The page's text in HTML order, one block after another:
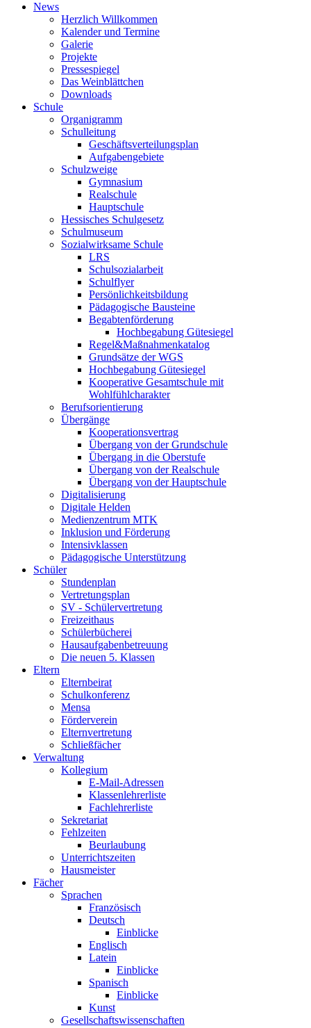
News
Herzlich Willkommen
Kalender und Termine
Galerie
Projekte
Pressespiegel
Das Weinblättchen
Downloads
Schule
Organigramm
Schulleitung
Geschäftsverteilungsplan
Aufgabengebiete
Schulzweige
Gymnasium
Realschule
Hauptschule
Hessisches Schulgesetz
Schulmuseum
Sozialwirksame Schule
LRS
Schulsozialarbeit
Schulflyer
Persönlichkeitsbildung
Pädagogische Bausteine
Begabtenförderung
Hochbegabung Gütesiegel
Regel&Maßnahmenkatalog
Grundsätze der WGS
Hochbegabung Gütesiegel
Kooperative Gesamtschule mit
Wohlfühlcharakter
Berufsorientierung
Übergänge
Kooperationsvertrag
Übergang von der Grundschule
Übergang in die Oberstufe
Übergang von der Realschule
Übergang von der Hauptschule
Digitalisierung
Digitale Helden
Medienzentrum MTK
Inklusion und Förderung
Intensivklassen
Pädagogische Unterstützung
Schüler
Stundenplan
Vertretungsplan
SV - Schülervertretung
Freizeithaus
Schülerbücherei
Hausaufgabenbetreuung
Die neuen 5. Klassen
Eltern
Elternbeirat
Schulkonferenz
Mensa
Förderverein
Elternvertretung
Schließfächer
Verwaltung
Kollegium
E-Mail-Adressen
Klassenlehrerliste
Fachlehrerliste
Sekretariat
Fehlzeiten
Beurlaubung
Unterrichtszeiten
Hausmeister
Fächer
Sprachen
Französisch
Deutsch
Einblicke
Englisch
Latein
Einblicke
Spanisch
Einblicke
Kunst
Gesellschaftswissenschaften